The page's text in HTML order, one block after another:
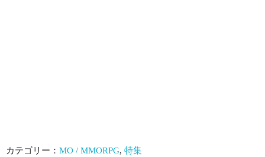
カテゴリー： MO / MMORPG, 特集